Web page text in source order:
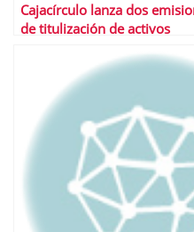
Cajacírculo lanza dos
de titulización de activos